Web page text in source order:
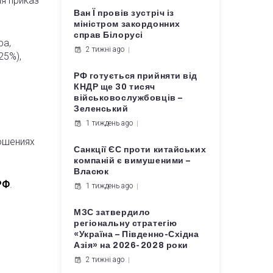
.
Ван Ї провів зустріч із
міністром закордонних
справ Білорусі
2 тижні ago
РФ готується прийняти від
КНДР ще 30 тисяч
військовослужбовців –
Зеленський
1 тиждень ago
Санкції ЄС проти китайських
компаній є вимушеними –
Власюк
1 тиждень ago
МЗС затвердило
регіональну стратегію
«Україна – Південно-Східна
Азія» на 2026-2028 роки
2 тижні ago